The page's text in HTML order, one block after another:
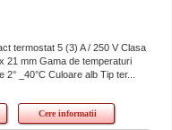
termostat 5 (3) A / 250 V Clasa
21 mm Gama de temperaturi
_40°C Culoare alb Tip ter...
Cere informatii